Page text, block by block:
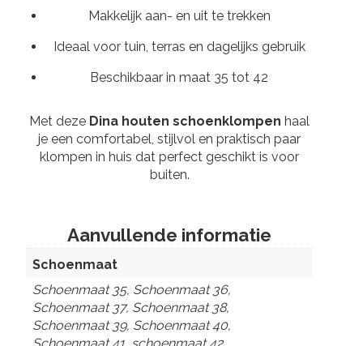
Makkelijk aan- en uit te trekken
Ideaal voor tuin, terras en dagelijks gebruik
Beschikbaar in maat 35 tot 42
Met deze Dina houten schoenklompen haal
je een comfortabel, stijlvol en praktisch paar
klompen in huis dat perfect geschikt is voor
buiten.
Aanvullende informatie
Schoenmaat
Schoenmaat 35, Schoenmaat 36,
Schoenmaat 37, Schoenmaat 38,
Schoenmaat 39, Schoenmaat 40,